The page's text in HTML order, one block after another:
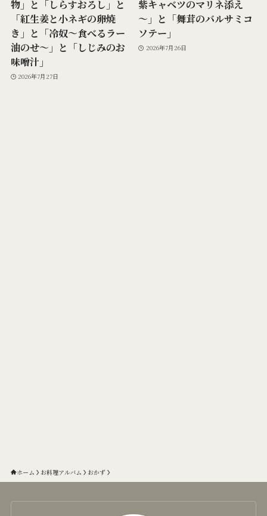
物」と「しらすおろし」と
「紅生姜と小ネギの卵焼
き」と「冷奴～食べるラー
油のせ～」と「しじみのお
味噌汁」
2026年7月27日
紫キャベツのマリネ添え
～」と「舞茸のバルサミコ
ソテー」
2026年7月26日
ホーム お料理アルバム おかず